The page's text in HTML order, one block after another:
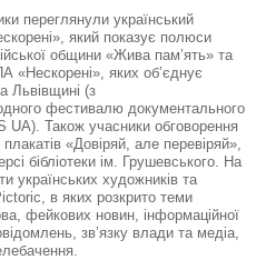
переглянули український
який показує полюси
общини «Жива пам’ять» та
«Нескорені», яких об’єднує
Львівщині (з
фестивалю документального
UA). Також учасники обговорення
«Довіряй, але перевіряй»,
бібліотеки ім. Грушевського. На
українських художників та
в яких розкрито теми
фейкових новин, інформаційної
зв’язку влади та медіа,